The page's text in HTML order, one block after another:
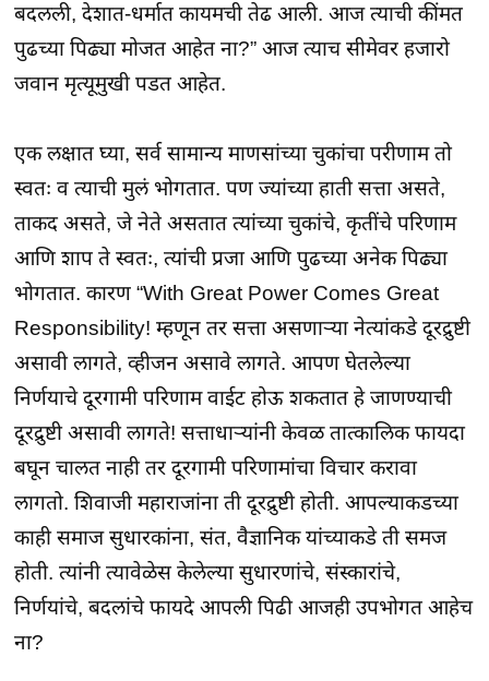
बदलली, देशात-धर्मात कायमची तेढ आली. आज त्याची कींमत
पुढच्या पिढ्या मोजत आहेत ना?” आज त्याच सीमेवर हजारो
जवान मृत्यूमुखी पडत आहेत.
एक लक्षात घ्या, सर्व सामान्य माणसांच्या चुकांचा परीणाम तो
स्वतः व त्याची मुलं भोगतात. पण ज्यांच्या हाती सत्ता असते,
ताकद असते, जे नेते असतात त्यांच्या चुकांचे, कृतींचे परिणाम
आणि शाप ते स्वतः, त्यांची प्रजा आणि पुढच्या अनेक पिढ्या
भोगतात. कारण “With Great Power Comes Great
Responsibility! म्हणून तर सत्ता असणाऱ्या नेत्यांकडे दूरद्रुष्टी
असावी लागते, व्हीजन असावे लागते. आपण घेतलेल्या
निर्णयाचे दूरगामी परिणाम वाईट होऊ शकतात हे जाणण्याची
दूरद्रुष्टी असावी लागते! सत्ताधाऱ्यांनी केवळ तात्कालिक फायदा
बघून चालत नाही तर दूरगामी परिणामांचा विचार करावा
लागतो. शिवाजी महाराजांना ती दूरद्रुष्टी होती. आपल्याकडच्या
काही समाज सुधारकांना, संत, वैज्ञानिक यांच्याकडे ती समज
होती. त्यांनी त्यावेळेस केलेल्या सुधारणांचे, संस्कारांचे,
निर्णयांचे, बदलांचे फायदे आपली पिढी आजही उपभोगत आहेच
ना?